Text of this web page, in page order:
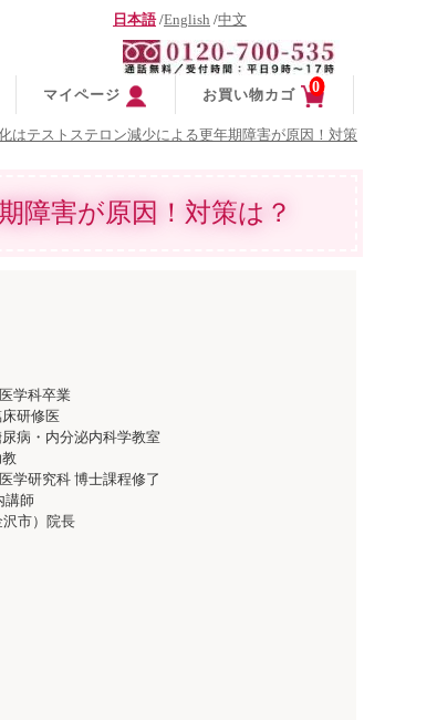
日本語/English /中文
マイページ お買い物カゴ 0
はテストステロン減少による更年期障害が原因！対策
障害が原因！対策は？
学科卒業
研修医
病・内分泌内科学教室
学研究科 博士課程修了
講師
市）院長